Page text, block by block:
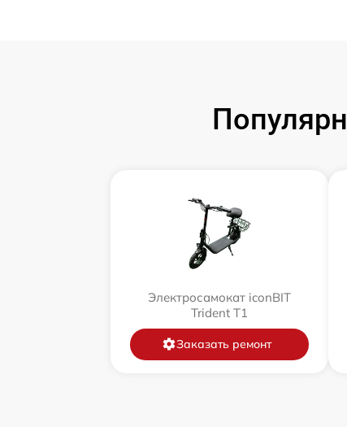
Электросамокат iconBIT
Trident T1
Заказать ремонт